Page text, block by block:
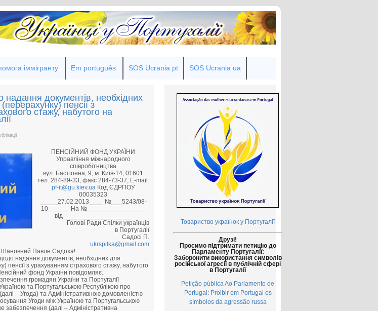
іммігранту Em português SOS Ucrania pt SOS Ucrania ua
документів, необхідних
пенсії з
стажу, набутого на
ПЕНСІЙНИЙ ФОНД УКРАЇНИ
Управління міжнародного
співробітництва
вул. Бастіонна, 9, м. Київ-14, 01601
тел. 284-89-33, факс 284-73-37, E-mail:
pf-it@gu.kiev.uaКод ЄДРПОУ
00035323
_____27.02.2013____ №___5243/08-
10______ На № ________________
від ___________________
Голові Ради Спілки українців
в Португалії
Садосі П.
ukrspilka@gmail.com
Шановний Павле Садоха!
надання документів, необхідних для
пенсії з урахуванням страхового стажу, набутого
фонд України повідомляє.
громадян України та Португалії
та Португальською Республікою про
– Угода) та Адміністративною домовленістю
Угоди між Україною та Португальською
забезпечення (далі – Адміністративна
Товариство українок у Португалії
Друзі!
Просимо підтримати петицію до
Парламенту Португалії:
Заборонити використання символів
російської агресії в публічній сфері
в Португалії
Petição pública Ao Parlamento de
Portugal: Proibir em Portugal os
símbolos da agressão russa